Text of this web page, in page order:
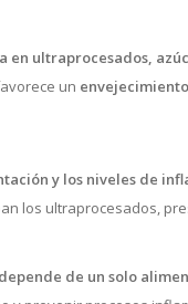
en ultraprocesados,
un
y los niveles de
los ultraprocesados,
de un solo